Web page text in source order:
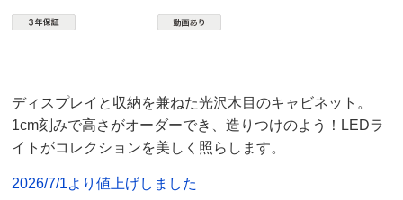
ディスプレイと収納を兼ねた光沢木目のキャビネット。
1cm刻みで高さがオーダーでき、造りつけのよう！LEDラ
イトがコレクションを美しく照らします。
2026/7/1より値上げしました